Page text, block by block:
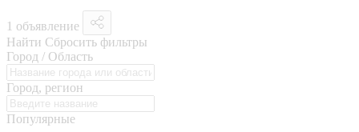
1 объявление
Найти Сбросить фильтры
Город / Область
Город, регион
Популярные